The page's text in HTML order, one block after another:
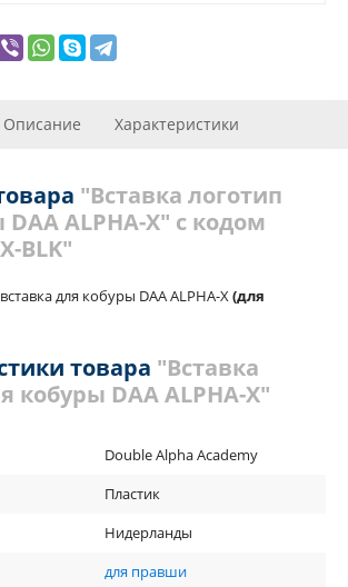
Описание Характеристики
"Вставка логотип
ALPHA-X" с кодом
BLK"
для кобуры DAA ALPHA-X(для
товара "Вставка
кобуры DAA ALPHA-X"
Double Alpha Academy
Пластик
Нидерланды
для правши